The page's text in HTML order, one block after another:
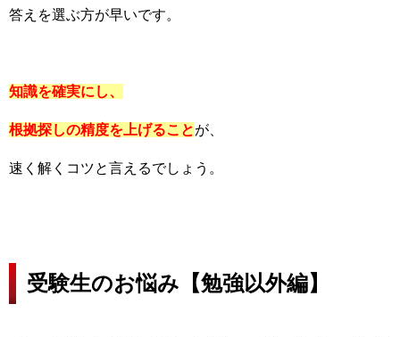
答えを選ぶ方が早いです。
知識を確実にし、
根拠探しの精度を上げることが、
速く解くコツと言えるでしょう。
受験生のお悩み【勉強以外編】